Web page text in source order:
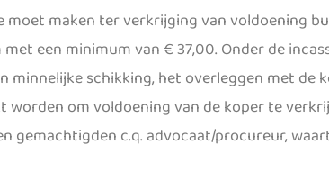
maken ter verkrijging van voldoening
een minimum van € 37,00. Onder de
schikking, het overleggen met de
om voldoening van de koper te
c.q. advocaat/procureur,